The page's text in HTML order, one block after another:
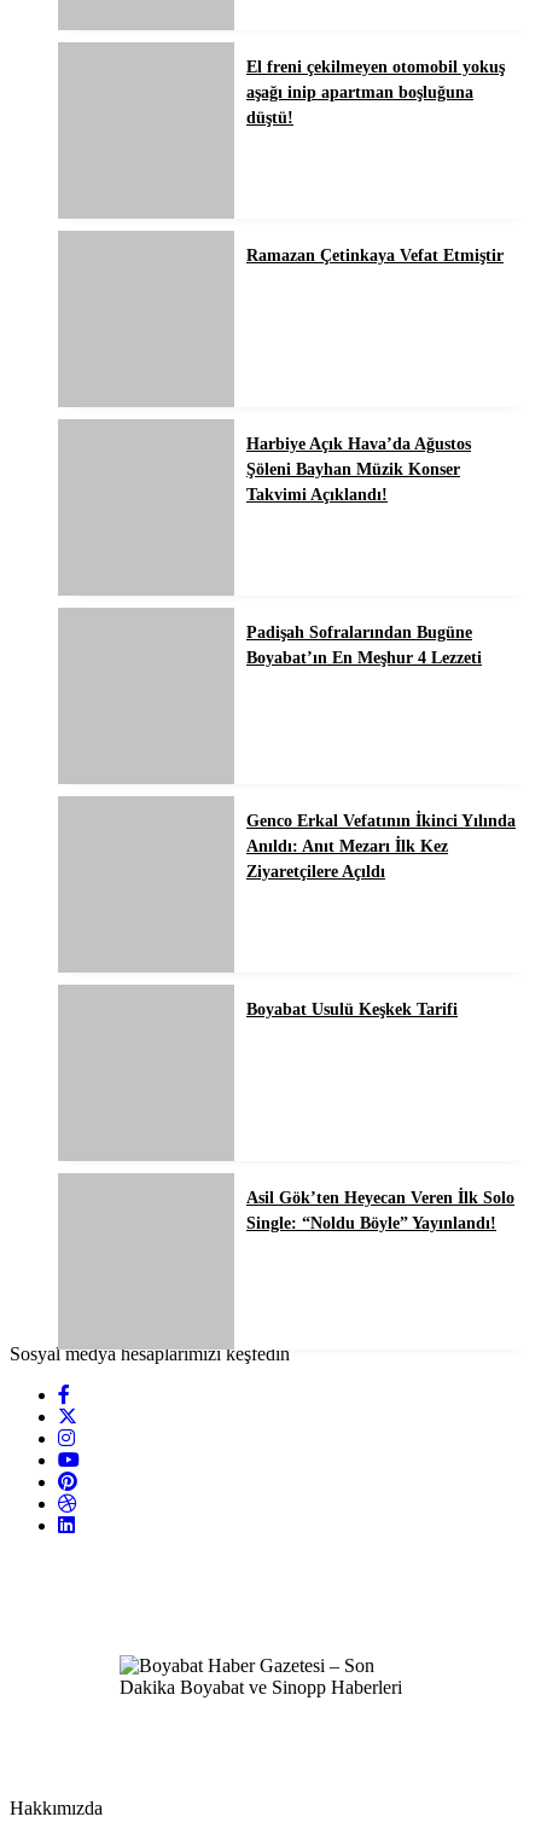
El freni çekilmeyen otomobil yokuş
aşağı inip apartman boşluğuna
düştü!
Ramazan Çetinkaya Vefat Etmiştir
Harbiye Açık Hava’da Ağustos
Şöleni Bayhan Müzik Konser
Takvimi Açıklandı!
Padişah Sofralarından Bugüne
Boyabat’ın En Meşhur 4 Lezzeti
Genco Erkal Vefatının İkinci Yılında
Anıldı: Anıt Mezarı İlk Kez
Ziyaretçilere Açıldı
Boyabat Usulü Keşkek Tarifi
Asil Gök’ten Heyecan Veren İlk Solo
Single: “Noldu Böyle” Yayınlandı!
Sosyal medya hesaplarımızı keşfedin
Hakkımızda